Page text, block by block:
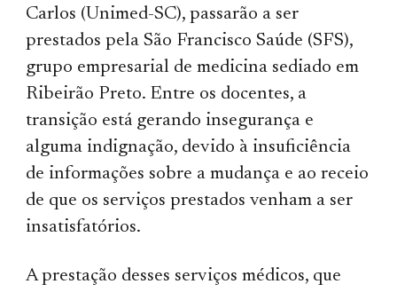
Carlos (Unimed-SC), passarão a ser
prestados pela São Francisco Saúde (SFS),
grupo empresarial de medicina sediado em
Ribeirão Preto. Entre os docentes, a
transição está gerando insegurança e
alguma indignação, devido à insuficiência
de informações sobre a mudança e ao receio
de que os serviços prestados venham a ser
insatisfatórios.
A prestação desses serviços médicos, que